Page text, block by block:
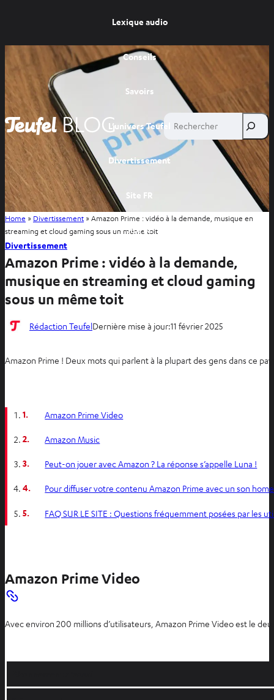
Lexique audio
Conseils
Savoirs
L’univers Teufel
Divertissement
Site FR
Site BE
Rechercher
Home » Divertissement »Amazon Prime : vidéo à la demande, musique en
streaming et cloud gaming sous un même toit
Divertissement
Amazon Prime : vidéo à la demande,
musique en streaming et cloud gaming
sous un même toit
Rédaction TeufelDernière mise à jour:11 février 2025
Amazon Prime ! Deux mots qui parlent à la plupart des gens dans ce
1. Amazon Prime Video
2. Amazon Music
3. Peut-on jouer avec Amazon ? La réponse s’appelle Luna !
4. Pour diffuser votre contenu Amazon Prime avec un son
5. FAQ SUR LE SITE : Questions fréquemment posées par les
Amazon Prime Video
Avec environ 200 millions d’utilisateurs, Amazon Prime Video est le